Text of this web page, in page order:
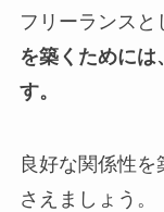
フリーランスと
を築くためには
す。
良好な関係性
さえましょう。